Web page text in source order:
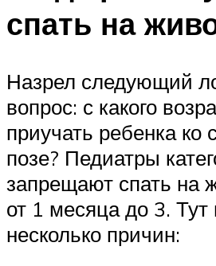
спать на
Назрел следующий
вопрос: с какого
приучать ребенка ко
позе? Педиатры
запрещают спать на
от 1 месяца до 3. Тут
несколько причин: